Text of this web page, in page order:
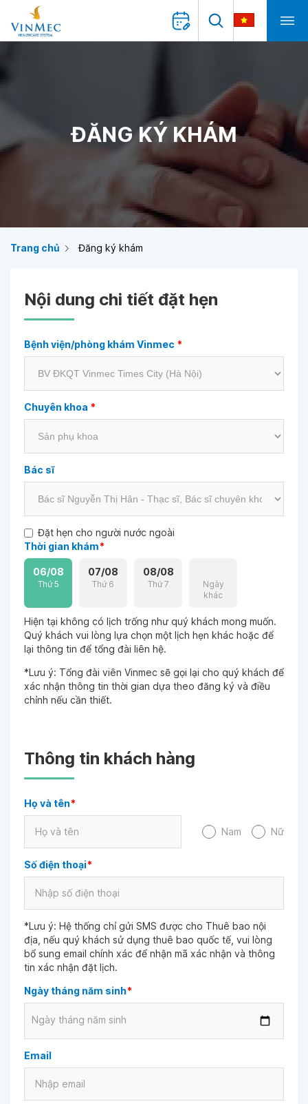
ĐĂNG KÝ KHÁM
Trang chủ Đăng ký khám
Nội dung chi tiết đặt hẹn
Bệnh viện/phòng khám Vinmec *
Chuyên khoa *
Bác sĩ
Đặt hẹn cho người nước ngoài
Thời gian khám*
06/08
Thứ 5
07/08
Thứ 6
08/08
Thứ 7
Ngày
khác
Hiện tại không có lịch trống như quý khách mong muốn.
Quý khách vui lòng lựa chọn một lịch hẹn khác hoặc để
lại thông tin để tổng đài liên hệ.
*Lưu ý: Tổng đài viên Vinmec sẽ gọi lại cho quý khách để
xác nhận thông tin thời gian dựa theo đăng ký và điều
chỉnh nếu cần thiết.
Thông tin khách hàng
Họ và tên*
Nam Nữ
Số điện thoại*
*Lưu ý: Hệ thống chỉ gửi SMS được cho Thuê bao nội
địa, nếu quý khách sử dụng thuê bao quốc tế, vui lòng
bổ sung email chính xác để nhận mã xác nhận và thông
tin xác nhận đặt lịch.
Ngày tháng năm sinh*
Ngày tháng năm sinh
Email